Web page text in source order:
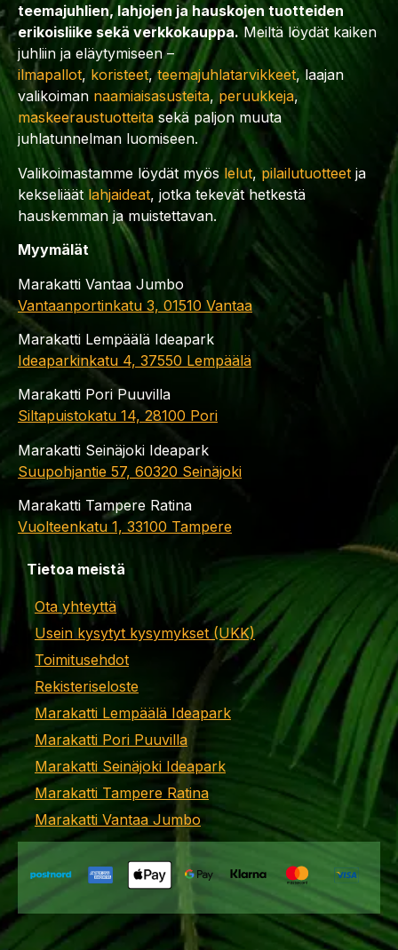
teemajuhlien, lahjojen ja hauskojen tuotteiden
erikoisliike sekä verkkokauppa. Meiltä löydät kaiken
juhliin ja eläytymiseen –
ilmapallot, koristeet,teemajuhlatarvikkeet, laajan
valikoiman naamiaisasusteita, peruukkeja,
maskeeraustuotteita sekä paljon muuta
juhlatunnelman luomiseen.
Valikoimastamme löydät myös lelut,pilailutuotteet ja
kekseliäät lahjaideat, jotka tekevät hetkestä
hauskemman ja muistettavan.
Myymälät
Marakatti Vantaa Jumbo
Vantaanportinkatu 3, 01510 Vantaa
Marakatti Lempäälä Ideapark
Ideaparkinkatu 4, 37550 Lempäälä
Marakatti Pori Puuvilla
Siltapuistokatu 14, 28100 Pori
Marakatti Seinäjoki Ideapark
Suupohjantie 57, 60320 Seinäjoki
Marakatti Tampere Ratina
Vuolteenkatu 1, 33100 Tampere
Tietoa meistä
Ota yhteyttä
Usein kysytyt kysymykset (UKK)
Toimitusehdot
Rekisteriseloste
Marakatti Lempäälä Ideapark
Marakatti Pori Puuvilla
Marakatti Seinäjoki Ideapark
Marakatti Tampere Ratina
Marakatti Vantaa Jumbo